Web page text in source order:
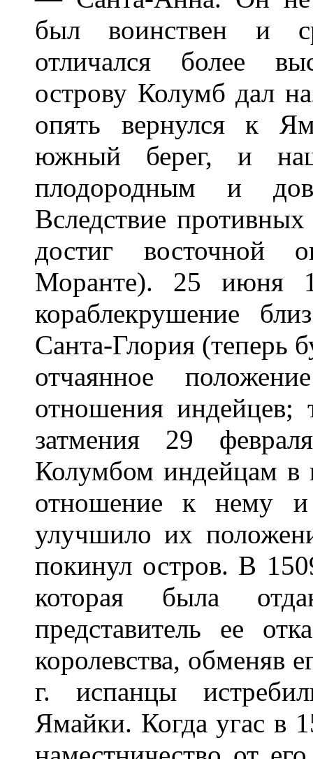
был воинствен и
отличался более
острову Колумб дал
опять вернулся к
южный берег, и
плодородным и
Вследствие
достиг восточной
Моранте). 25 июня
кораблекрушение
Санта-Глория (теперь
отчаянное
отношения индейцев;
затмения 29
Колумбом индейцам в
отношение к нему и
улучшило их
покинул остров. В
которая была
представитель ее
королевства, обменяв
г. испанцы
Ямайки. Когда угас в